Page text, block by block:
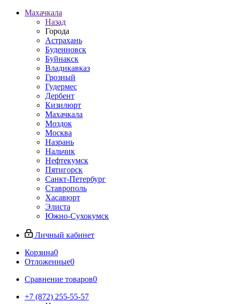
Махачкала
Назад
Города
Астрахань
Буденновск
Буйнакск
Владикавказ
Грозный
Гудермес
Дербент
Кизилюрт
Махачкала
Моздок
Москва
Назрань
Нальчик
Нефтекумск
Пятигорск
Санкт-Петербург
Ставрополь
Хасавюрт
Элиста
Южно-Сухокумск
Личный кабинет
Корзина0
Отложенные0
Сравнение товаров0
+7 (872) 255-55-57